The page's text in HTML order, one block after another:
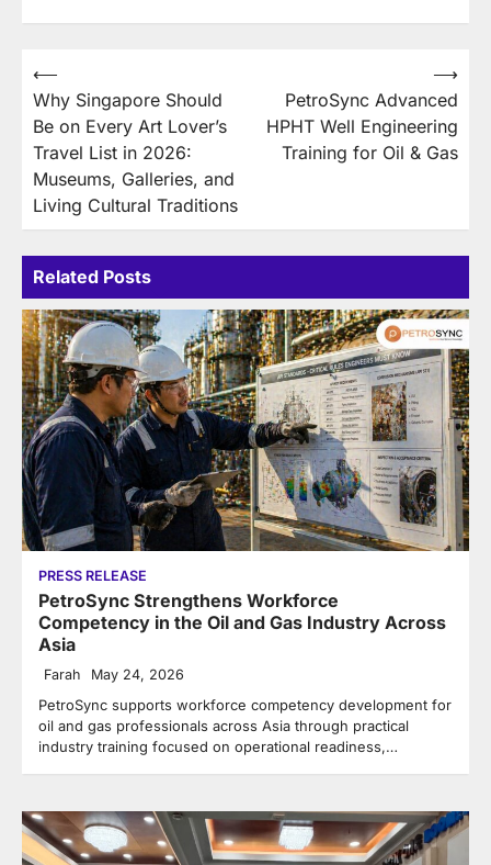
Post
navigation
⟵
Why Singapore Should
Be on Every Art Lover’s
Travel List in 2026:
Museums, Galleries, and
Living Cultural Traditions
PetroSync Advanced
HPHT Well Engineering
Training for Oil & Gas
⟶
Related Posts
PRESS RELEASE
PetroSync Strengthens Workforce
Competency in the Oil and Gas Industry Across
Asia
Farah May 24, 2026
PetroSync supports workforce competency development for
oil and gas professionals across Asia through practical
industry training focused on operational readiness,…